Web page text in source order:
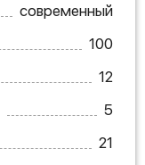
современный
100
12
5
21